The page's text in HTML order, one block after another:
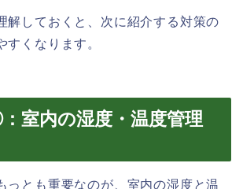
解しておくと、次に紹介する対策の
すくなります。
室内の湿度・温度管理
っとも重要なのが、室内の湿度と温